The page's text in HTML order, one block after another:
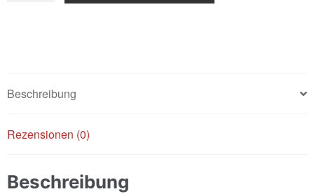
Beschreibung
Rezensionen (0)
Beschreibung